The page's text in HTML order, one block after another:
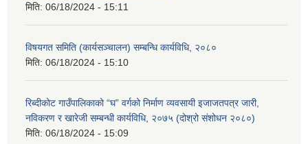
मिति: 06/18/2024 - 15:11
विषयगत समिति (कार्यसञ्चालन) सम्बन्धि कार्यविधि, २०८०
मिति: 06/18/2024 - 15:10
रिब्दीकोट गाउँपालिकाको “घ” वर्गको निर्माण व्यवसायी इजाजतपत्र जारी,
नविकरण र खारेजी सम्बन्धी कार्यविधि, २०७५ (दोश्रो संशोधन २०८०)
मिति: 06/18/2024 - 15:09